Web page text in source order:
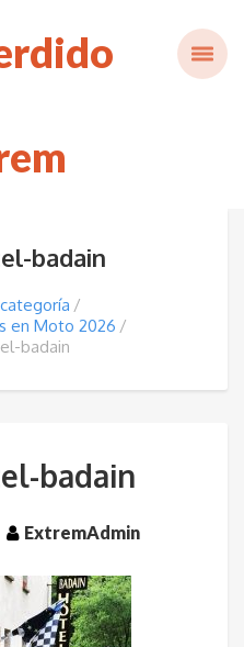
badain
en Moto 2026
badain
badain
ExtremAdmin